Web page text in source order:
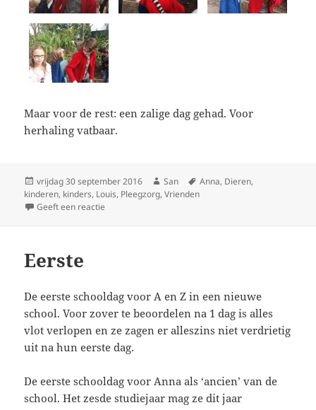
Maar voor de rest: een zalige dag gehad. Voor
herhaling vatbaar.
Geplaatst
op
vrijdag 30 september 2016 Auteur
San Tags
Anna, Dieren,
kinderen, kinders, Louis, Pleegzorg,Vrienden
Geeft een reactie
Eerste
De eerste schooldag voor A en Z in een nieuwe
school. Voor zover te beoordelen na 1 dag is alles
vlot verlopen en ze zagen er alleszins niet verdrietig
uit na hun eerste dag.
De eerste schooldag voor Anna als ‘ancien’ van de
school. Het zesde studiejaar mag ze dit jaar